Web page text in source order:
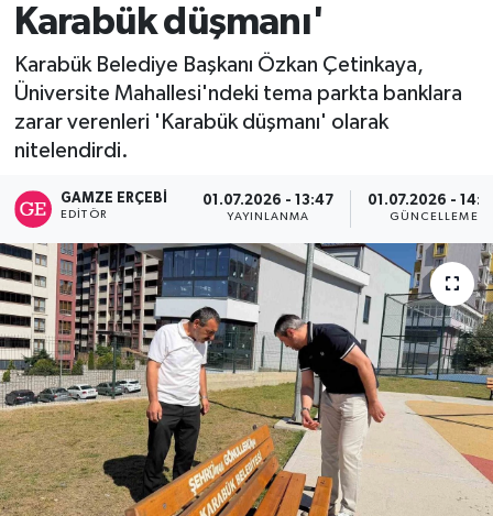
Karabük düşmanı'
Karabük Belediye Başkanı Özkan Çetinkaya,
Üniversite Mahallesi'ndeki tema parkta banklara
zarar verenleri 'Karabük düşmanı' olarak
nitelendirdi.
GAMZE ERÇEBI
EDITÖR
01.07.2026 - 13:47
YAYINLANMA
01.07.2026 -
GÜNCELLEME
SİYASET
RESMİ İLAN
SPOR
SİYASET
SAĞLIK
GÜNCEL
RESMİ İLAN
Künye
Son Dakika Haberleri
Haber Arşivi